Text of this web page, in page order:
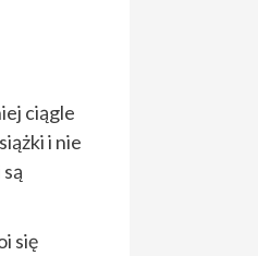
ciągle
i nie
się